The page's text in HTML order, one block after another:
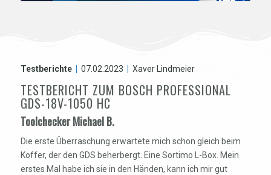
Testberichte 07.02.2023 Xaver Lindmeier
TESTBERICHT ZUM BOSCH PROFESSIONAL
GDS-18V-1050 HC
Toolchecker Michael B.
Die erste Überraschung erwartete mich schon gleich beim
Koffer, der den GDS beherbergt. Eine Sortimo L-Box. Mein
erstes Mal habe ich sie in den Händen, kann ich mir gut